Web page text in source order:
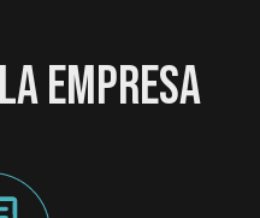
EMPRESA